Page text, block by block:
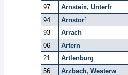
97
Arnstein, Unterfr
94
Arnstorf
93
Arrach
06
Artern
21
Artlenburg
56
Arzbach, Westerw